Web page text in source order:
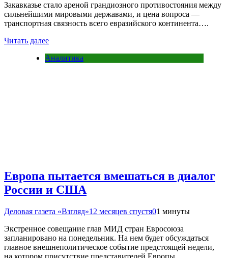
Закавказье стало ареной грандиозного противостояния между
сильнейшими мировыми державами, и цена вопроса —
транспортная связность всего евразийского континента….
Читать далее
Аналитика
Европа пытается вмешаться в диалог
России и США
Деловая газета «Взгляд»12 месяцев спустя01 минуты
Экстренное совещание глав МИД стран Евросоюза
запланировано на понедельник. На нем будет обсуждаться
главное внешнеполитическое событие предстоящей недели,
на котором присутствие представителей Европы